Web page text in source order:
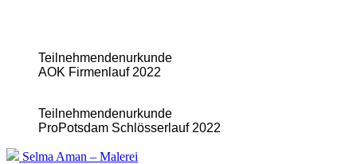
Teilnehmendenurkunde
AOK Firmenlauf 2022
Teilnehmendenurkunde
ProPotsdam Schlösserlauf 2022
Selma Aman – Malerei